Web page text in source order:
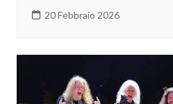
20 Febbraio 2026